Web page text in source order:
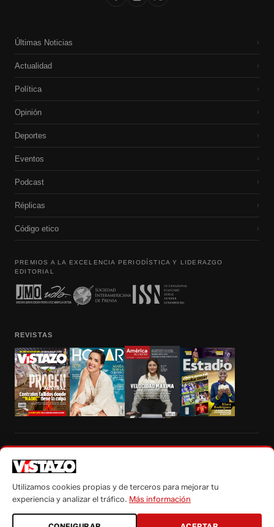
Últimas Noticias ›
Actualidad ›
Política ›
Opinión ›
Deportes ›
Eventos ›
Podcast ›
Réplicas ›
Código etico ›
PREMIOS A LA EXCELENCIA PERIODÍSTICA Y LIDERAZGO
EDITORIAL
REVISTAS
autorización escrita de su titular, de todos los contenidos de Vistazo.com.
Utilizamos cookies propias y de terceros para mejorar tu
experiencia y analizar el tráfico. Más información